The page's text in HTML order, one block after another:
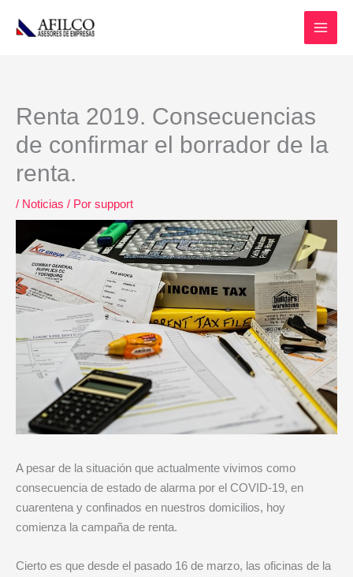
Renta 2019. Consecuencias
de confirmar el borrador de la
renta.
/ Noticias / Por support
A pesar de la situación que actualmente vivimos como
consecuencia de estado de alarma por el COVID-19, en
cuarentena y confinados en nuestros domicilios, hoy
comienza la campaña de renta.
Cierto es que desde el pasado 16 de marzo, las oficinas de la